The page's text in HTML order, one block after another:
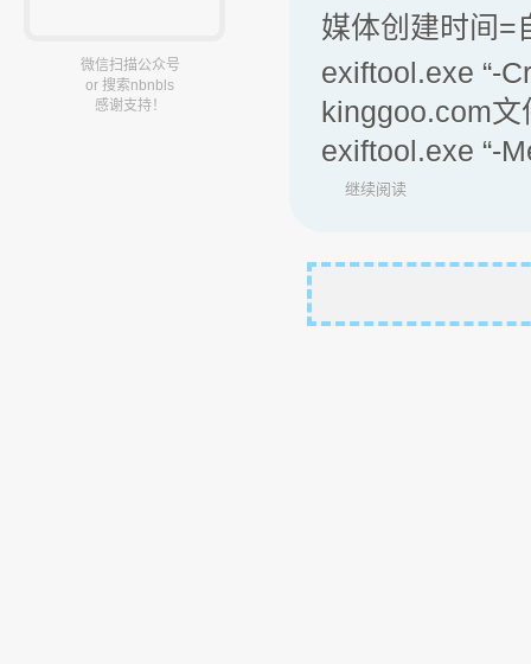
微信扫描公众号
or 搜索nbnbls
感谢支持！
媒体创建时间=
exiftool.exe “-
kinggoo.com文
exiftool.exe “-
继续阅读